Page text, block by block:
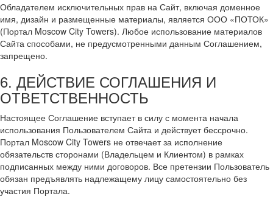
Обладателем исключительных прав на Сайт, включая доменное
имя, дизайн и размещенные материалы, является ООО «ПОТОК»
(Портал Moscow City Towers). Любое использование материалов
Сайта способами, не предусмотренными данным Соглашением,
запрещено.
6. ДЕЙСТВИЕ СОГЛАШЕНИЯ И
ОТВЕТСТВЕННОСТЬ
Настоящее Соглашение вступает в силу с момента начала
использования Пользователем Сайта и действует бессрочно.
Портал Moscow City Towers не отвечает за исполнение
обязательств сторонами (Владельцем и Клиентом) в рамках
подписанных между ними договоров. Все претензии Пользователь
обязан предъявлять надлежащему лицу самостоятельно без
участия Портала.